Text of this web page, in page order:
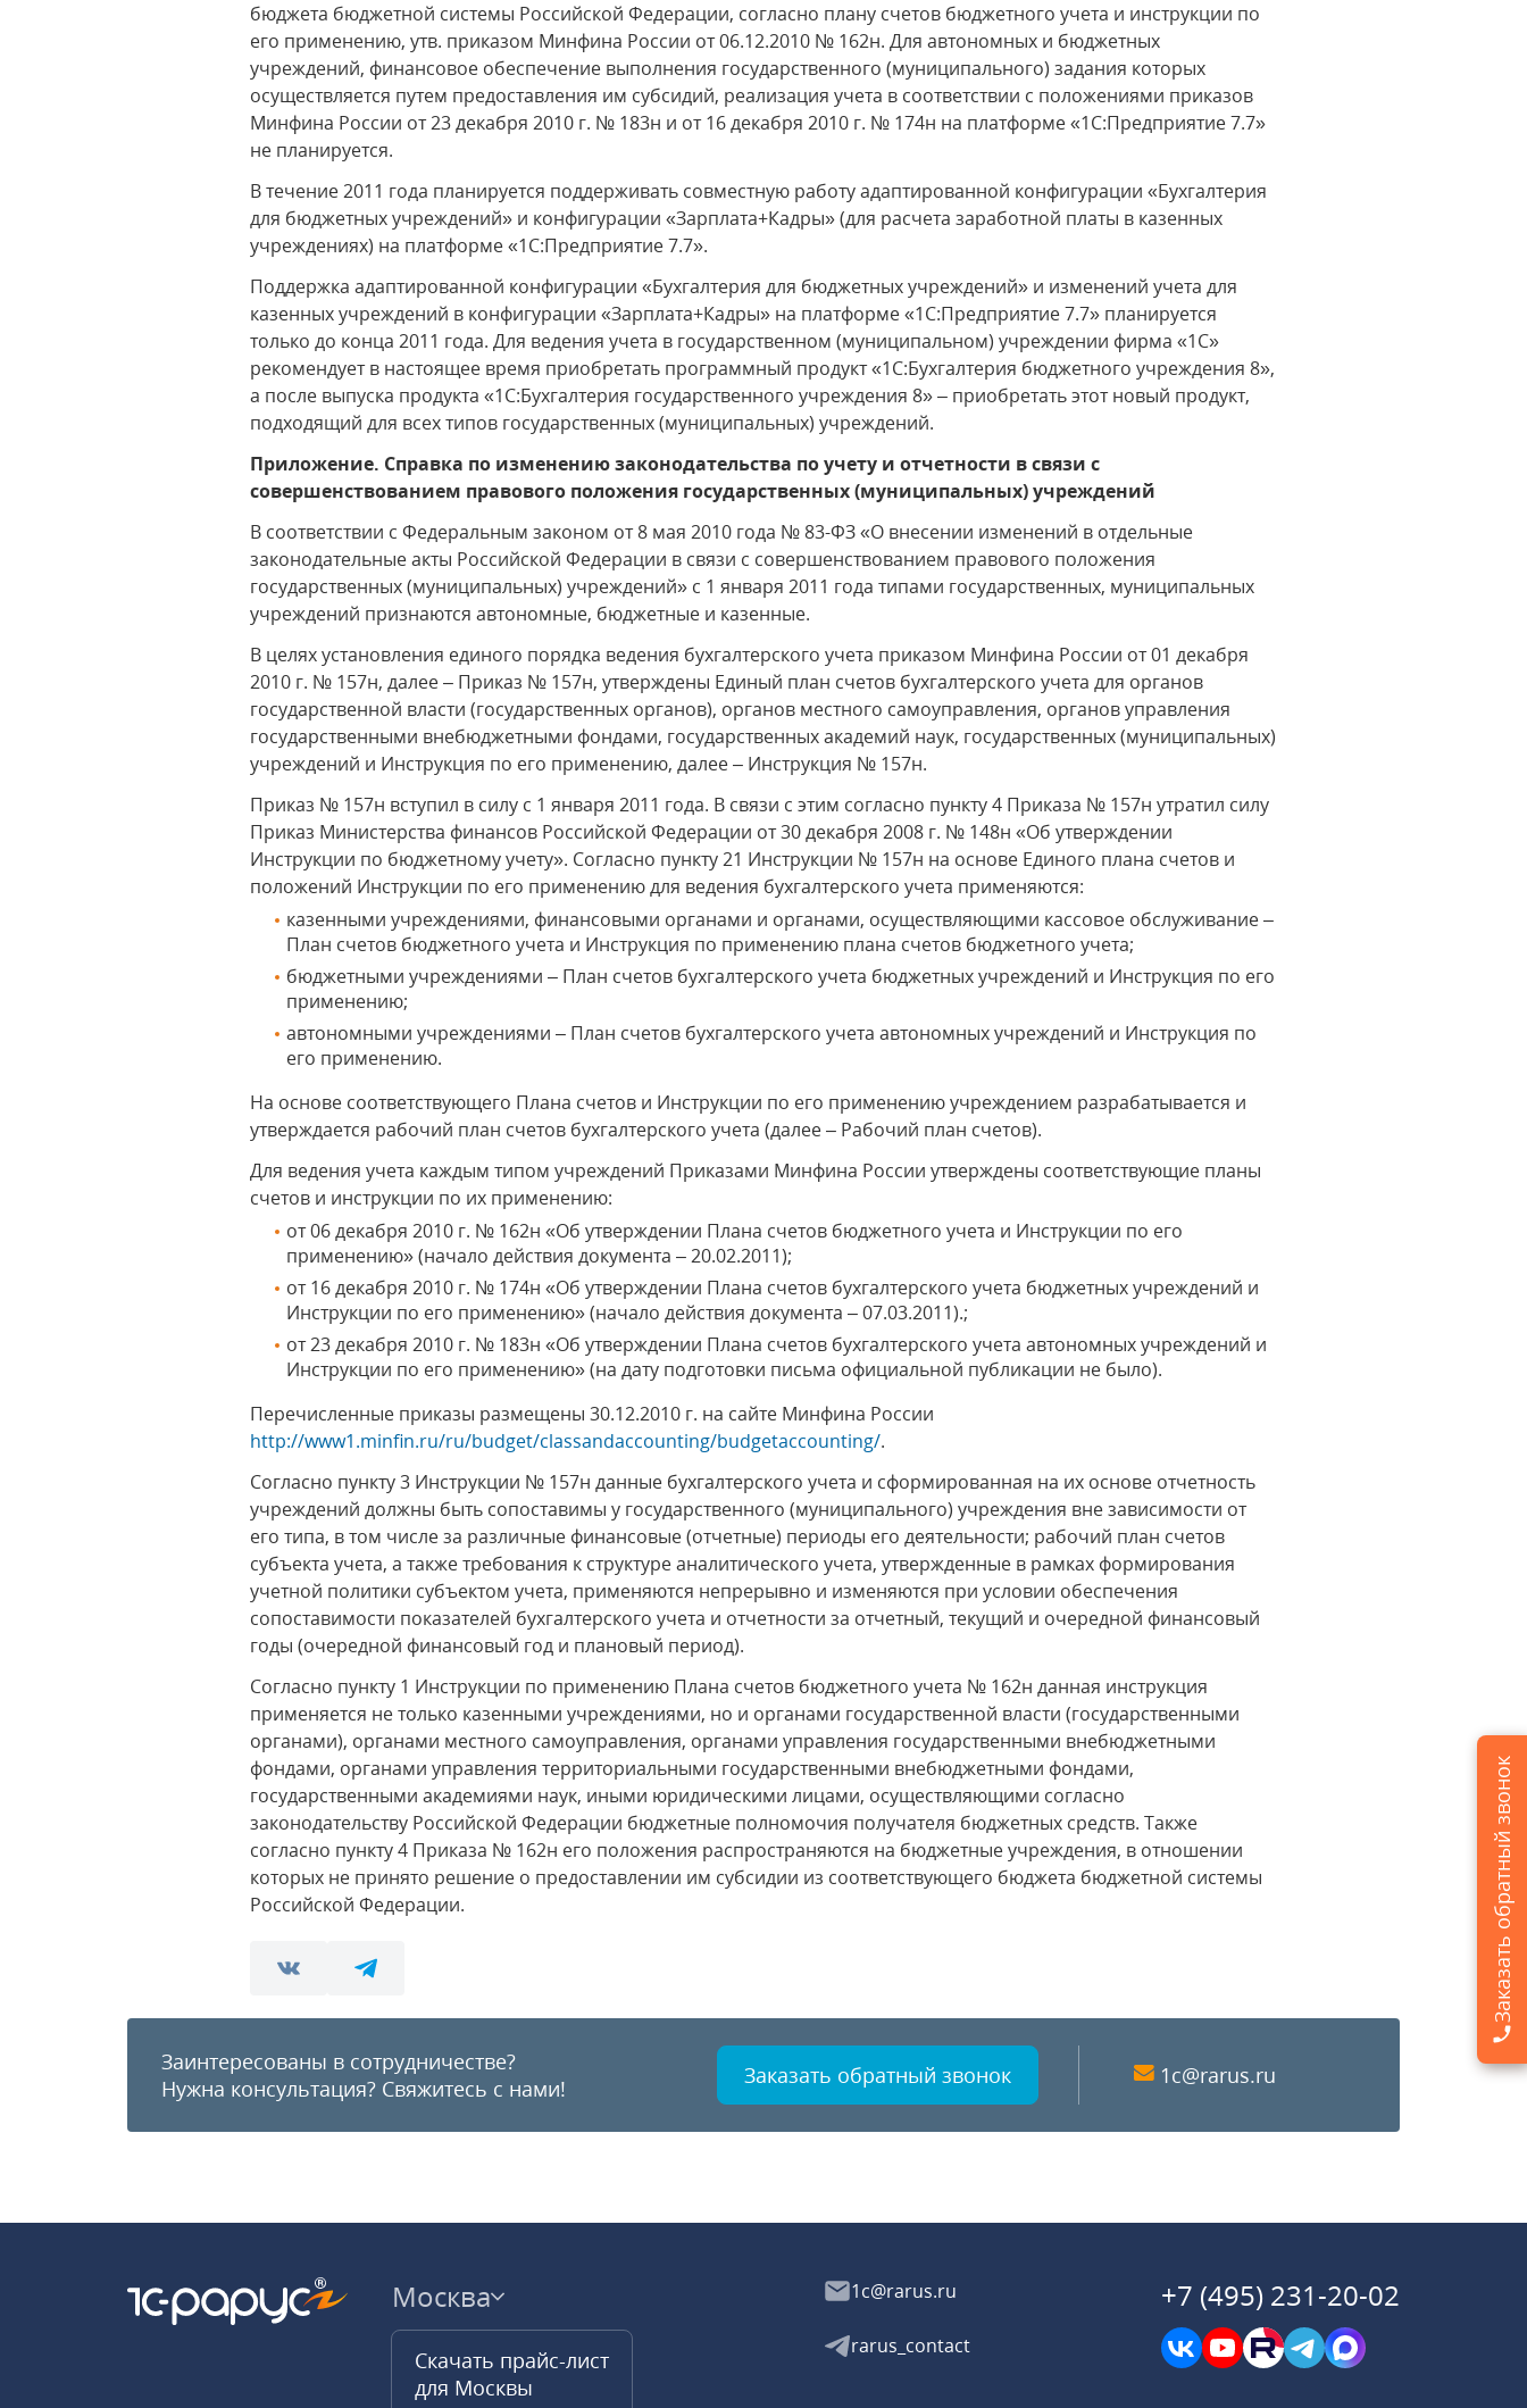
бюджета бюджетной системы Российской Федерации, согласно плану счетов бюджетного учета и инструкции по
его применению, утв. приказом Минфина России от 06.12.2010 № 162н. Для автономных и бюджетных
учреждений, финансовое обеспечение выполнения государственного (муниципального) задания которых
осуществляется путем предоставления им субсидий, реализация учета в соответствии с положениями приказов
Минфина России от 23 декабря 2010 г. № 183н и от 16 декабря 2010 г. № 174н на платформе «1С:Предприятие 7.7»
не планируется.
В течение 2011 года планируется поддерживать совместную работу адаптированной конфигурации «Бухгалтерия
для бюджетных учреждений» и конфигурации «Зарплата+Кадры» (для расчета заработной платы в казенных
учреждениях) на платформе «1С:Предприятие 7.7».
Поддержка адаптированной конфигурации «Бухгалтерия для бюджетных учреждений» и изменений учета для
казенных учреждений в конфигурации «Зарплата+Кадры» на платформе «1С:Предприятие 7.7» планируется
только до конца 2011 года. Для ведения учета в государственном (муниципальном) учреждении фирма «1С»
рекомендует в настоящее время приобретать программный продукт «1С:Бухгалтерия бюджетного учреждения 8»,
а после выпуска продукта «1С:Бухгалтерия государственного учреждения 8» – приобретать этот новый продукт,
подходящий для всех типов государственных (муниципальных) учреждений.
Приложение. Справка по изменению законодательства по учету и отчетности в связи с
совершенствованием правового положения государственных (муниципальных) учреждений
В соответствии с Федеральным законом от 8 мая 2010 года № 83-ФЗ «О внесении изменений в отдельные
законодательные акты Российской Федерации в связи с совершенствованием правового положения
государственных (муниципальных) учреждений» с 1 января 2011 года типами государственных, муниципальных
учреждений признаются автономные, бюджетные и казенные.
В целях установления единого порядка ведения бухгалтерского учета приказом Минфина России от 01 декабря
2010 г. № 157н, далее – Приказ № 157н, утверждены Единый план счетов бухгалтерского учета для органов
государственной власти (государственных органов), органов местного самоуправления, органов управления
государственными внебюджетными фондами, государственных академий наук, государственных (муниципальных)
учреждений и Инструкция по его применению, далее – Инструкция № 157н.
Приказ № 157н вступил в силу с 1 января 2011 года. В связи с этим согласно пункту 4 Приказа № 157н утратил силу
Приказ Министерства финансов Российской Федерации от 30 декабря 2008 г. № 148н «Об утверждении
Инструкции по бюджетному учету». Согласно пункту 21 Инструкции № 157н на основе Единого плана счетов и
положений Инструкции по его применению для ведения бухгалтерского учета применяются:
казенными учреждениями, финансовыми органами и органами, осуществляющими кассовое обслуживание –
План счетов бюджетного учета и Инструкция по применению плана счетов бюджетного учета;
бюджетными учреждениями – План счетов бухгалтерского учета бюджетных учреждений и Инструкция по его
применению;
автономными учреждениями – План счетов бухгалтерского учета автономных учреждений и Инструкция по
его применению.
На основе соответствующего Плана счетов и Инструкции по его применению учреждением разрабатывается и
утверждается рабочий план счетов бухгалтерского учета (далее – Рабочий план счетов).
Для ведения учета каждым типом учреждений Приказами Минфина России утверждены соответствующие планы
счетов и инструкции по их применению:
от 06 декабря 2010 г. № 162н «Об утверждении Плана счетов бюджетного учета и Инструкции по его
применению» (начало действия документа – 20.02.2011);
от 16 декабря 2010 г. № 174н «Об утверждении Плана счетов бухгалтерского учета бюджетных учреждений и
Инструкции по его применению» (начало действия документа – 07.03.2011).;
от 23 декабря 2010 г. № 183н «Об утверждении Плана счетов бухгалтерского учета автономных учреждений и
Инструкции по его применению» (на дату подготовки письма официальной публикации не было).
Перечисленные приказы размещены 30.12.2010 г. на сайте Минфина России
http://www1.minfin.ru/ru/budget/classandaccounting/budgetaccounting/.
Согласно пункту 3 Инструкции № 157н данные бухгалтерского учета и сформированная на их основе отчетность
учреждений должны быть сопоставимы у государственного (муниципального) учреждения вне зависимости от
его типа, в том числе за различные финансовые (отчетные) периоды его деятельности; рабочий план счетов
субъекта учета, а также требования к структуре аналитического учета, утвержденные в рамках формирования
учетной политики субъектом учета, применяются непрерывно и изменяются при условии обеспечения
сопоставимости показателей бухгалтерского учета и отчетности за отчетный, текущий и очередной финансовый
годы (очередной финансовый год и плановый период).
Согласно пункту 1 Инструкции по применению Плана счетов бюджетного учета № 162н данная инструкция
применяется не только казенными учреждениями, но и органами государственной власти (государственными
органами), органами местного самоуправления, органами управления государственными внебюджетными
фондами, органами управления территориальными государственными внебюджетными фондами,
государственными академиями наук, иными юридическими лицами, осуществляющими согласно
законодательству Российской Федерации бюджетные полномочия получателя бюджетных средств. Также
согласно пункту 4 Приказа № 162н его положения распространяются на бюджетные учреждения, в отношении
которых не принято решение о предоставлении им субсидии из соответствующего бюджета бюджетной системы
Российской Федерации.
Заинтересованы в сотрудничестве?
Нужна консультация? Свяжитесь с нами! Заказать обратный звонок 1c@rarus.ru
Москва
Скачать прайс-лист
для Москвы
1c@rarus.ru
rarus_contact
+7 (495) 231-20-02
Заказать обратный звонок